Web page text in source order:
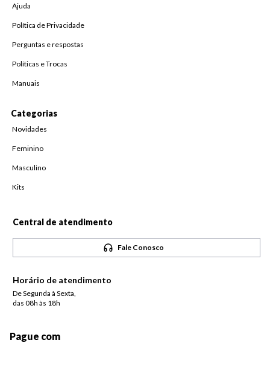
Ajuda
Política de Privacidade
Perguntas e respostas
Políticas e Trocas
Manuais
Categorias
Novidades
Feminino
Masculino
Kits
Central de atendimento
Fale Conosco
Horário de atendimento
De Segunda à Sexta,
das 08h às 18h
Pague com